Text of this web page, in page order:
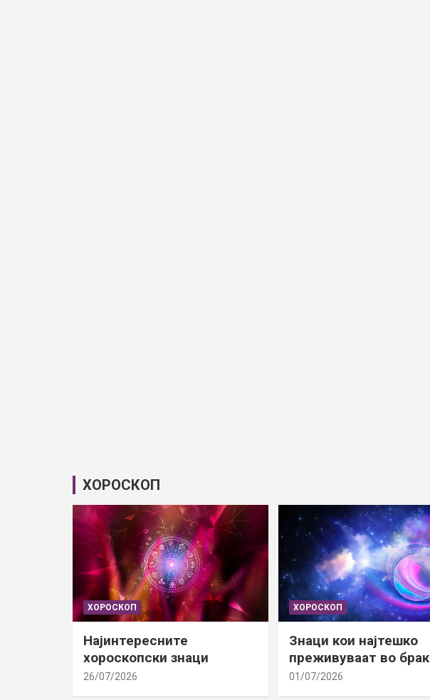
ХОРОСКОП
ХОРОСКОП
Најинтересните
хороскопски знаци
26/07/2026
ХОРОСКОП
Знаци кои најтешко
преживуваат во
01/07/2026